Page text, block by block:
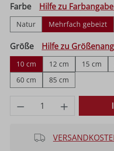
Farbeauswählen
Hilfe zu
Natur Mehrfach gebeizt
Größeauswählen
Hilfe zu
10 cm 12 cm 15 cm
60 cm
85 cm
Produkt Anzahl: